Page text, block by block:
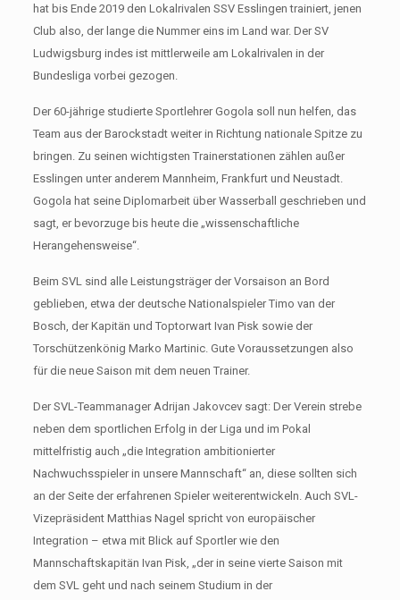
hat bis Ende 2019 den Lokalrivalen SSV Esslingen trainiert, jenen
Club also, der lange die Nummer eins im Land war. Der SV
Ludwigsburg indes ist mittlerweile am Lokalrivalen in der
Bundesliga vorbei gezogen.
Der 60-jährige studierte Sportlehrer Gogola soll nun helfen, das
Team aus der Barockstadt weiter in Richtung nationale Spitze zu
bringen. Zu seinen wichtigsten Trainerstationen zählen außer
Esslingen unter anderem Mannheim, Frankfurt und Neustadt.
Gogola hat seine Diplomarbeit über Wasserball geschrieben und
sagt, er bevorzuge bis heute die „wissenschaftliche
Herangehensweise“.
Beim SVL sind alle Leistungsträger der Vorsaison an Bord
geblieben, etwa der deutsche Nationalspieler Timo van der
Bosch, der Kapitän und Toptorwart Ivan Pisk sowie der
Torschützenkönig Marko Martinic. Gute Voraussetzungen also
für die neue Saison mit dem neuen Trainer.
Der SVL-Teammanager Adrijan Jakovcev sagt: Der Verein strebe
neben dem sportlichen Erfolg in der Liga und im Pokal
mittelfristig auch „die Integration ambitionierter
Nachwuchsspieler in unsere Mannschaft“ an, diese sollten sich
an der Seite der erfahrenen Spieler weiterentwickeln. Auch SVL-
Vizepräsident Matthias Nagel spricht von europäischer
Integration – etwa mit Blick auf Sportler wie den
Mannschaftskapitän Ivan Pisk, „der in seine vierte Saison mit
dem SVL geht und nach seinem Studium in der